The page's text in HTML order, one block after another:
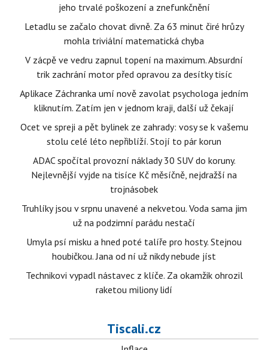
jeho trvalé poškození a znefunkčnění
Letadlu se začalo chovat divně. Za 63 minut čiré hrůzy
mohla triviální matematická chyba
V zácpě ve vedru zapnul topení na maximum. Absurdní
trik zachrání motor před opravou za desítky tisíc
Aplikace Záchranka umí nově zavolat psychologa jedním
kliknutím. Zatím jen v jednom kraji, další už čekají
Ocet ve spreji a pět bylinek ze zahrady: vosy se k vašemu
stolu celé léto nepřiblíží. Stojí to pár korun
ADAC spočítal provozní náklady 30 SUV do koruny.
Nejlevnější vyjde na tisíce Kč měsíčně, nejdražší na
trojnásobek
Truhlíky jsou v srpnu unavené a nekvetou. Voda sama jim
už na podzimní parádu nestačí
Umyla psí misku a hned poté talíře pro hosty. Stejnou
houbičkou. Jana od ní už nikdy nebude jíst
Technikovi vypadl nástavec z klíče. Za okamžik ohrozil
raketou miliony lidí
Tiscali.cz